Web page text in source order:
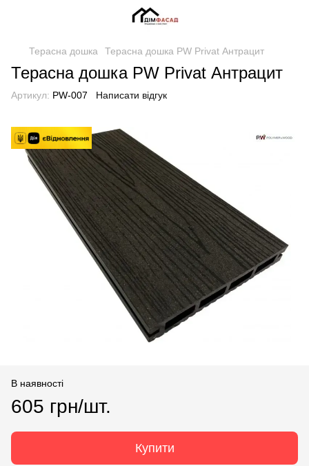
Терасна дошка Терасна дошка PW Privat Антрацит
Терасна дошка PW Privat Антрацит
Артикул: PW-007 Написати відгук
В наявності
605 грн/шт.
Купити